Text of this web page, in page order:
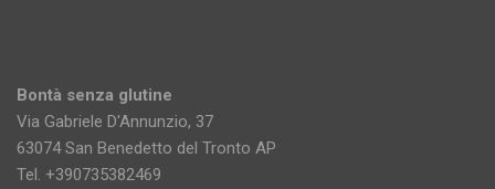
Bontà senza glutine
Via Gabriele D'Annunzio, 37
63074 San Benedetto del Tronto AP
Tel. +390735382469